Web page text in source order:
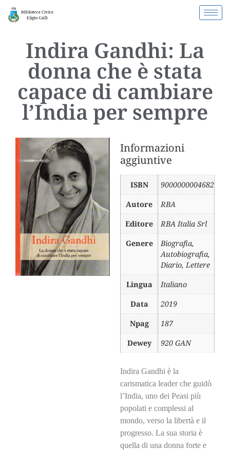
Indira Gandhi: La
donna che è stata
capace di cambiare
l’India per sempre
Informazioni
aggiuntive
ISBN
9000000004682
Autore
RBA
Editore
RBA Italia Srl
Genere
Biografia,
Autobiografia,
Diario, Lettere
Lingua
Italiano
Data
2019
Npag
187
Dewey
920 GAN
Indira Gandhi è la
carismatica leader che guidò
l’India, uno dei Peasi più
popolati e complessi al
mondo, verso la libertà e il
progresso. La sua storia è
quella di una donna forte e